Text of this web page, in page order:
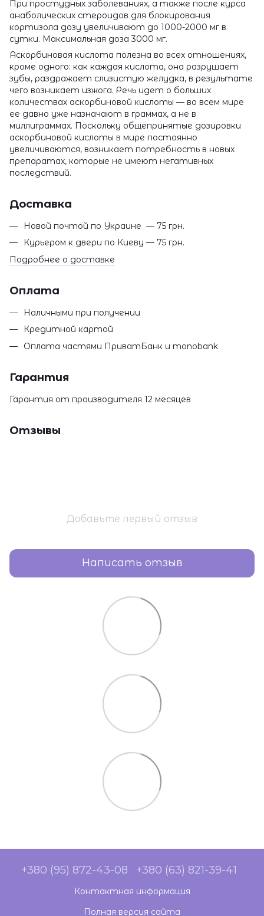
При простудных заболеваниях, а также после курса
анаболических стероидов для блокирования
кортизола дозу увеличивают до 1000-2000 мг в
сутки. Максимальная доза 3000 мг.
Аскорбиновая кислота полезна во всех отношениях,
кроме одного: как каждая кислота, она разрушает
зубы, раздражает слизистую желудка, в результате
чего возникает изжога. Речь идет о больших
количествах аскорбиновой кислоты — во всем мире
ее давно уже назначают в граммах, а не в
миллиграммах. Поскольку общепринятые дозировки
аскорбиновой кислоты в мире постоянно
увеличиваются, возникает потребность в новых
препаратах, которые не имеют негативных
последствий.
Доставка
Новой почтой по Украине — 75 грн.
Курьером к двери по Киеву — 75 грн.
Подробнее о доставке
Оплата
Наличными при получении
Кредитной картой
Оплата частями ПриватБанк и monobank
Гарантия
Гарантия от производителя 12 месяцев
Отзывы
Добавьте первый отзыв
Написать отзыв
+380 (95) 872-43-08 +380 (63) 821-39-41
Контактная информация
Полная версия сайта